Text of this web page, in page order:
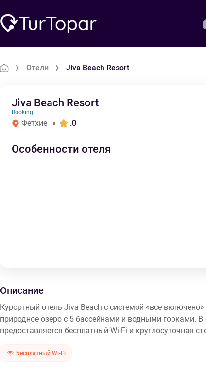
Отели Jiva Beach Resort
Jiva Beach Resort
Booking
Фетхие .0
Особенности отеля
Описание
Курортный отель Jiva Beach с системой «все
природное озеро с 5 бассейнами и водными горками.
предоставляется бесплатный Wi-Fi и круглосуточная
Бесплатный Wi-Fi